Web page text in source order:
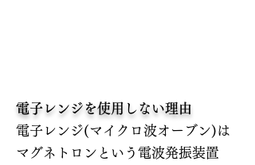
電子レンジを使用しない理由
電子レンジ(マイクロ波オーブン)は
マグネトロンという電波発振装置